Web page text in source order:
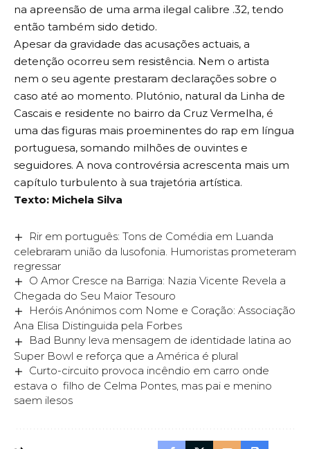
na apreensão de uma arma ilegal calibre .32, tendo
então também sido detido.
Apesar da gravidade das acusações actuais, a
detenção ocorreu sem resistência. Nem o artista
nem o seu agente prestaram declarações sobre o
caso até ao momento. Plutónio, natural da Linha de
Cascais e residente no bairro da Cruz Vermelha, é
uma das figuras mais proeminentes do rap em língua
portuguesa, somando milhões de ouvintes e
seguidores. A nova controvérsia acrescenta mais um
capítulo turbulento à sua trajetória artística.
Texto: Michela Silva
Rir em português: Tons de Comédia em Luanda
celebraram união da lusofonia. Humoristas prometeram
regressar
O Amor Cresce na Barriga: Nazia Vicente Revela a
Chegada do Seu Maior Tesouro
Heróis Anónimos com Nome e Coração: Associação
Ana Elisa Distinguida pela Forbes
Bad Bunny leva mensagem de identidade latina ao
Super Bowl e reforça que a América é plural
Curto-circuito provoca incêndio em carro onde
estava o filho de Celma Pontes, mas pai e menino
saem ilesos